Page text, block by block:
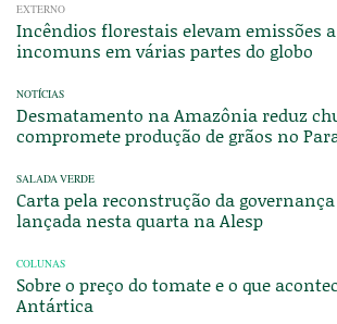
EXTERNO
Incêndios florestais elevam emissões
incomuns em várias partes do globo
NOTÍCIAS
Desmatamento na Amazônia reduz
compromete produção de grãos no
SALADA VERDE
Carta pela reconstrução da
lançada nesta quarta na Alesp
COLUNAS
Sobre o preço do tomate e o que
Antártica